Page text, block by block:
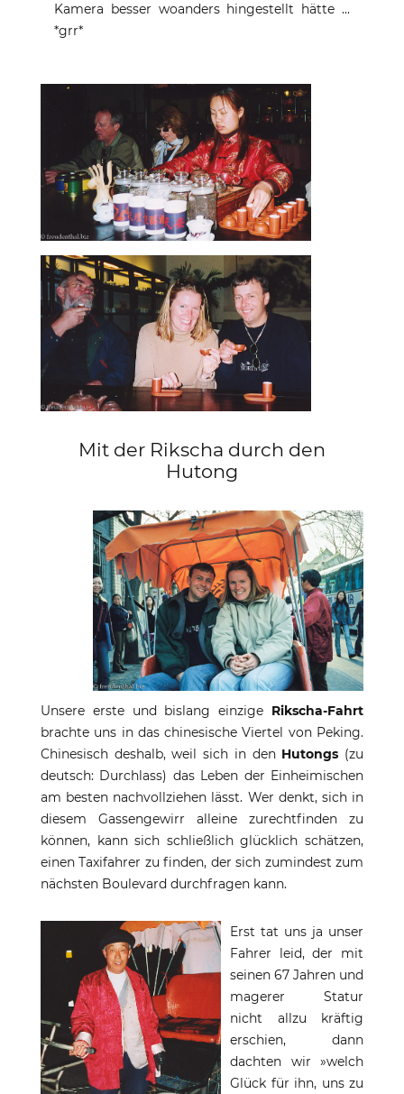
Kamera besser woanders hingestellt hätte ...
*grr*
Mit der Rikscha durch den
Hutong
Unsere erste und bislang einzige Rikscha-Fahrt
brachte uns in das chinesische Viertel von Peking.
Chinesisch deshalb, weil sich in den Hutongs (zu
deutsch: Durchlass) das Leben der Einheimischen
am besten nachvollziehen lässt. Wer denkt, sich in
diesem Gassengewirr alleine zurechtfinden zu
können, kann sich schließlich glücklich schätzen,
einen Taxifahrer zu finden, der sich zumindest zum
nächsten Boulevard durchfragen kann.
Erst tat uns ja unser
Fahrer leid, der mit
seinen 67 Jahren und
magerer Statur
nicht allzu kräftig
erschien, dann
dachten wir »welch
Glück für ihn, uns zu